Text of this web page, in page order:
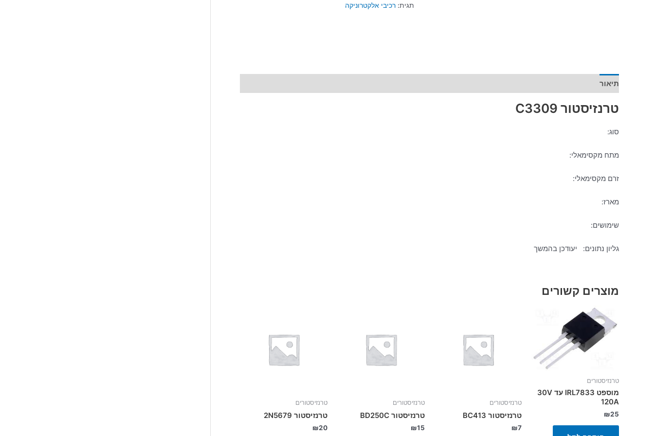
תגית: רכיבי אלקטרוניקה
תיאור
טרנזיסטור C3309
סוג:
מתח מקסימאלי:
זרם מקסימאלי:
מארז:
שימושים:
גליון נתונים: יעודכן בהמשך
מוצרים קשורים
טרנזיסטורים
מוספט IRL7833 עד 30V
120A
₪25
טרנזיסטורים
טרנזיסטור BC413
₪7
טרנזיסטורים
טרנזיסטור BD250C
₪15
טרנזיסטורים
טרנזיסטור 2N5679
₪20